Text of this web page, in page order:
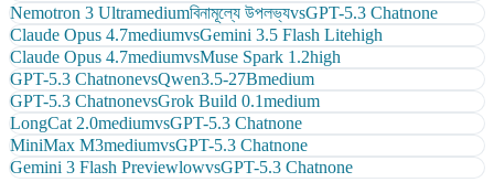
Nemotron 3 Ultramediumবিনামূল্যে উপলভ্যvsGPT-5.3 Chatnone
Claude Opus 4.7mediumvsGemini 3.5 Flash Litehigh
Claude Opus 4.7mediumvsMuse Spark 1.2high
GPT-5.3 ChatnonevsQwen3.5-27Bmedium
GPT-5.3 ChatnonevsGrok Build 0.1medium
LongCat 2.0mediumvsGPT-5.3 Chatnone
MiniMax M3mediumvsGPT-5.3 Chatnone
Gemini 3 Flash PreviewlowvsGPT-5.3 Chatnone